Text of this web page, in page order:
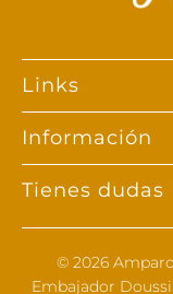
Links
Información
Tienes dudas
© 2026
Embajador